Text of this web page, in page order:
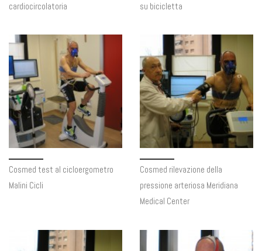
cardiocircolatoria
su bicicletta
Cosmed test al cicloergometro
Malini Cicli
Cosmed rilevazione della
pressione arteriosa Meridiana
Medical Center